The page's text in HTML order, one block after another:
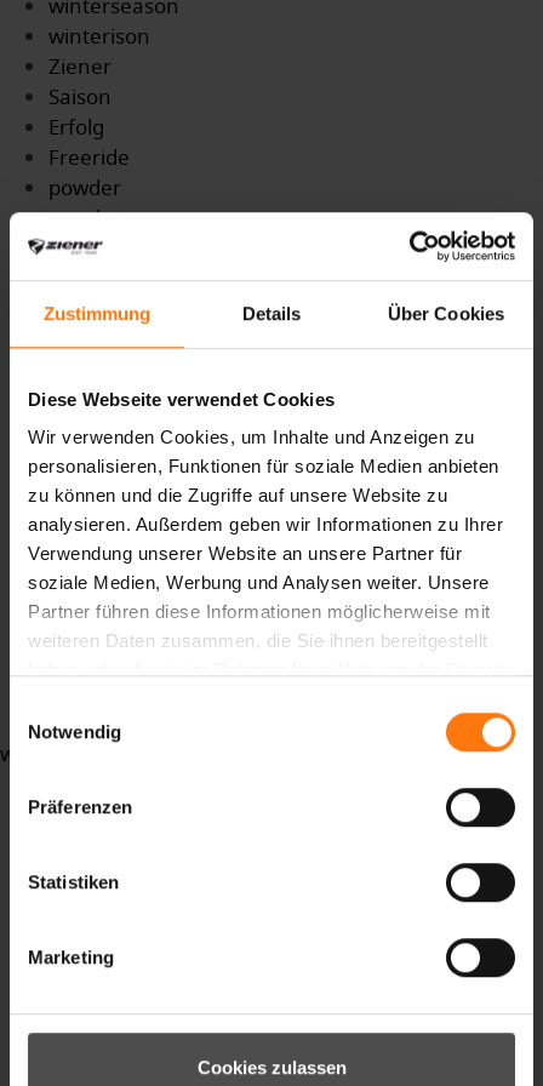
Zustimmung Details Über Cookies
Diese Webseite verwendet Cookies
Wir verwenden Cookies, um Inhalte und Anzeigen zu
personalisieren, Funktionen für soziale Medien anbieten
zu können und die Zugriffe auf unsere Website zu
analysieren. Außerdem geben wir Informationen zu Ihrer
Verwendung unserer Website an unsere Partner für
soziale Medien, Werbung und Analysen weiter. Unsere
Partner führen diese Informationen möglicherweise mit
weiteren Daten zusammen, die Sie ihnen bereitgestellt
Notwendig
Präferenzen
Statistiken
Marketing
Cookies zulassen
winterseason
winterison
Ziener
Saison
Erfolg
Freeride
powder
powderturns
teifschnee
Lawinenlage
Schnee
Skitour
Sympatex
Nachhaltig
Klimaneutral
recycelt
Upcycling
Freeridetestival
Event
Testevent
Probieren
tiefschnee
weiterlesen ...
Unsere Klimaziele sind von der Science Based
Targets (SBTi) validiert.